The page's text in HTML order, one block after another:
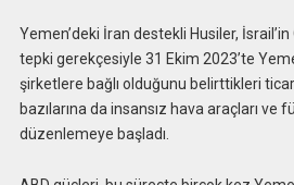
Yemen’deki İran destekli Husiler, İsrail’in
tepki gerekçesiyle 31 Ekim 2023’te
şirketlere bağlı olduğunu belirttikleri
bazılarına da insansız hava araçları ve
düzenlemeye başladı.